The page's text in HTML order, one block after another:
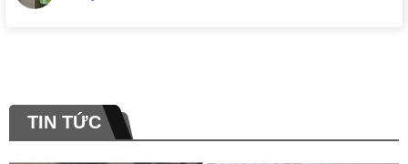
TIN TỨC